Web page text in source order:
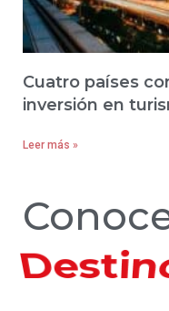
Cuatro países
inversión en
Leer más »